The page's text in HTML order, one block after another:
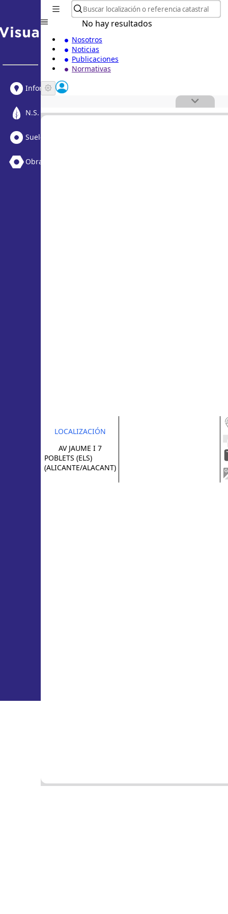
Informe Urbanístico
N.S. Medioambiental
Suelo Vacante + Obras
Obras
No hay resultados
Nosotros
Noticias
Publicaciones
Normativas
LOCALIZACIÓN
AV JAUME I 7
POBLETS (ELS)
(ALICANTE/ALACANT)